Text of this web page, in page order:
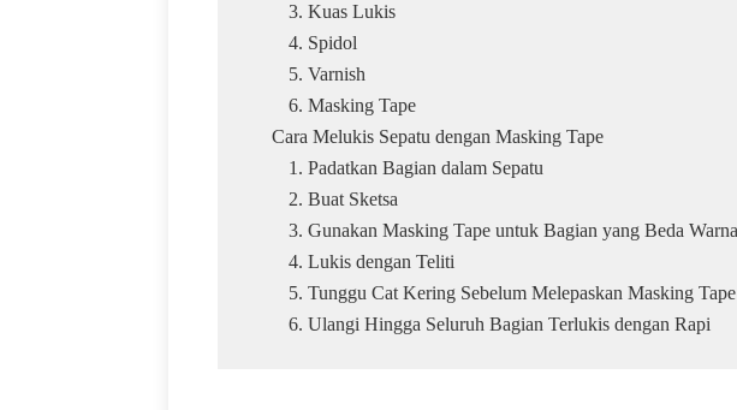
3. Kuas Lukis
4. Spidol
5. Varnish
6. Masking Tape
Cara Melukis Sepatu dengan Masking Tape
1. Padatkan Bagian dalam Sepatu
2. Buat Sketsa
3. Gunakan Masking Tape untuk Bagian yang Beda Warna
4. Lukis dengan Teliti
5. Tunggu Cat Kering Sebelum Melepaskan Masking Tape
6. Ulangi Hingga Seluruh Bagian Terlukis dengan Rapi